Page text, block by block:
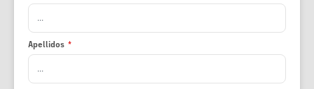
Apellidos *